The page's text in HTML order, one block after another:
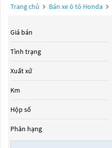
Trang chủ Bán xe ô tô Honda
Giá bán
Tình trạng
Xuất xứ
Km
Hộp số
Phân hạng